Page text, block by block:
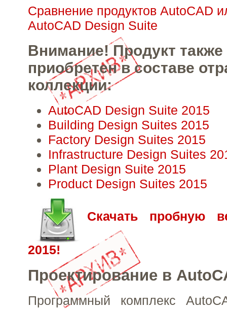
Сравнение продуктов AutoCAD
AutoCAD Design Suite
Внимание! Продукт
приобретен в составе
коллекции:
AutoCAD Design Suite 2015
Building Design Suites 2015
Factory Design Suites 2015
Infrastructure Design Suites
Plant Design Suite 2015
Product Design Suites 2015
Скачать пробную
2015!
Проектирование в
Программный комплекс